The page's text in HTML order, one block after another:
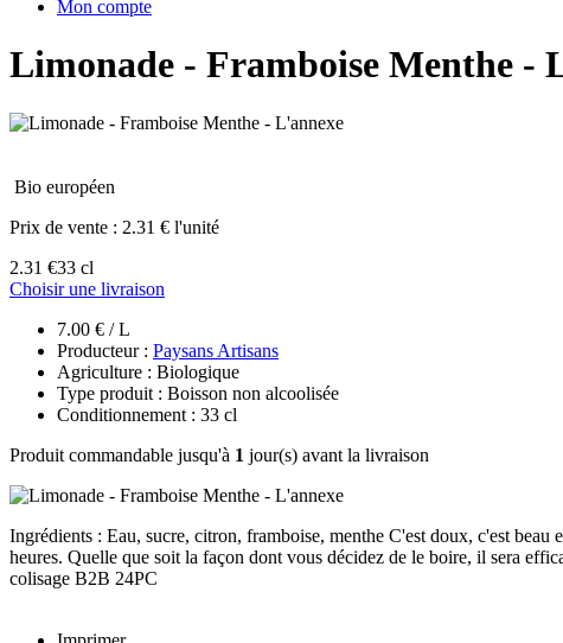
Mon compte
Limonade - Framboise Menthe -
Bio européen
Prix de vente : 2.31 € l'unité
2.31 €33 cl
Choisir une livraison
7.00 € / L
Producteur : Paysans Artisans
Agriculture : Biologique
Type produit : Boisson non alcoolisée
Conditionnement : 33 cl
Produit commandable jusqu'à 1 jour(s) avant la livraison
Ingrédients : Eau, sucre, citron, framboise, menthe C'est doux, c'est
heures. Quelle que soit la façon dont vous décidez de le boire, il sera
colisage B2B 24PC